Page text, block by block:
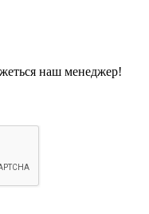
наш менеджер!